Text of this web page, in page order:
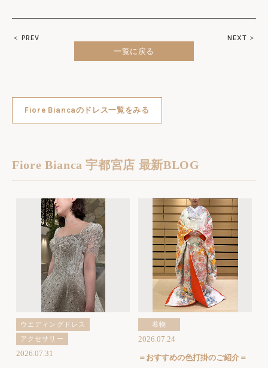
＜ PREV NEXT ＞
一覧に戻る
Fiore Biancaのドレス一覧をみる
Fiore Bianca 宇都宮店 最新BLOG
ウエディングドレス
アクセサリー
2026.07.31
着物
2026.07.24
＝おすすめの色打掛のご紹介＝